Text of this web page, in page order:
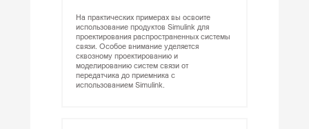
На практических примерах вы освоите
использование продуктов Simulink для
проектирования распространенных системы
связи. Особое внимание уделяется
сквозному проектированию и
моделированию систем связи от
передатчика до приемника с
использованием Simulink.